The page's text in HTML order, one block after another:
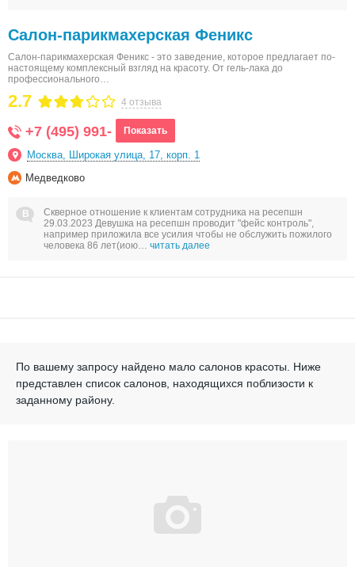
Салон-парикмахерская Феникс
Салон-парикмахерская Феникс - это заведение, которое предлагает по-
настоящему комплексный взгляд на красоту. От гель-лака до
профессионального…
4 отзыва
2.7
+7 (495) 991- Показать
Москва, Широкая улица, 17, корп. 1
Медведково
Скверное отношение к клиентам сотрудника на ресепшн
29.03.2023 Девушка на ресепшн проводит "фейс контроль",
например приложила все усилия чтобы не обслужить пожилого
человека 86 лет(иою… читать далее
По вашему запросу найдено мало салонов красоты. Ниже
представлен список салонов, находящихся поблизости к
заданному району.